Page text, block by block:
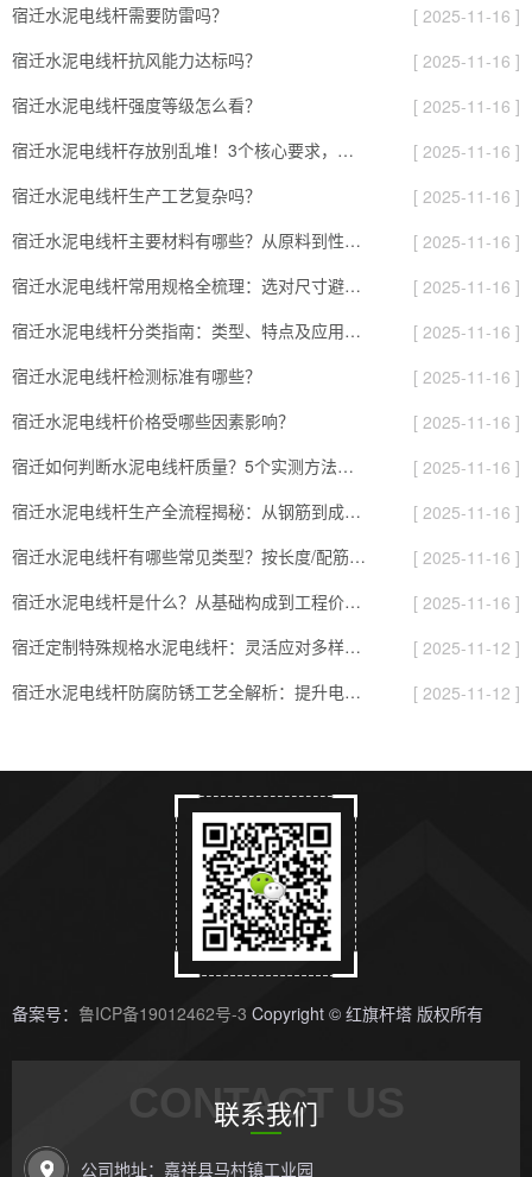
宿迁水泥电线杆需要防雷吗？
[ 2025-11-16 ]
宿迁水泥电线杆抗风能力达标吗？
[ 2025-11-16 ]
宿迁水泥电线杆强度等级怎么看？
[ 2025-11-16 ]
宿迁水泥电线杆存放别乱堆！3个核心要求，避免风吹雨打变“废杆”
[ 2025-11-16 ]
宿迁水泥电线杆生产工艺复杂吗？
[ 2025-11-16 ]
宿迁水泥电线杆主要材料有哪些？从原料到性能全解析
[ 2025-11-16 ]
宿迁水泥电线杆常用规格全梳理：选对尺寸避开90%的施工坑
[ 2025-11-16 ]
宿迁水泥电线杆分类指南：类型、特点及应用场景全解析
[ 2025-11-16 ]
宿迁水泥电线杆检测标准有哪些？
[ 2025-11-16 ]
宿迁水泥电线杆价格受哪些因素影响？
[ 2025-11-16 ]
宿迁如何判断水泥电线杆质量？5个实测方法，避开劣质杆的“隐形坑”
[ 2025-11-16 ]
宿迁水泥电线杆生产全流程揭秘：从钢筋到成品，要过8道“耐用关”
[ 2025-11-16 ]
宿迁水泥电线杆有哪些常见类型？按长度/配筋/表面分，对应不同场景
[ 2025-11-16 ]
宿迁水泥电线杆是什么？从基础构成到工程价值的全面解读
[ 2025-11-16 ]
宿迁定制特殊规格水泥电线杆：灵活应对多样化项目需求的实用指南
[ 2025-11-12 ]
宿迁水泥电线杆防腐防锈工艺全解析：提升电杆耐用性的关键
[ 2025-11-12 ]
备案号： 鲁ICP备19012462号-3 Copyright © 红旗杆塔 版权所有
CONTACT US
联系我们
公司地址：嘉祥县马村镇工业园